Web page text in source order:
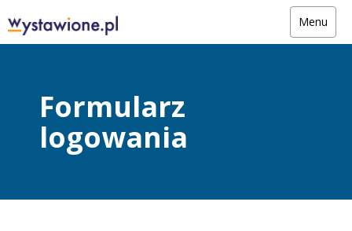
Menu
Formularz
logowania